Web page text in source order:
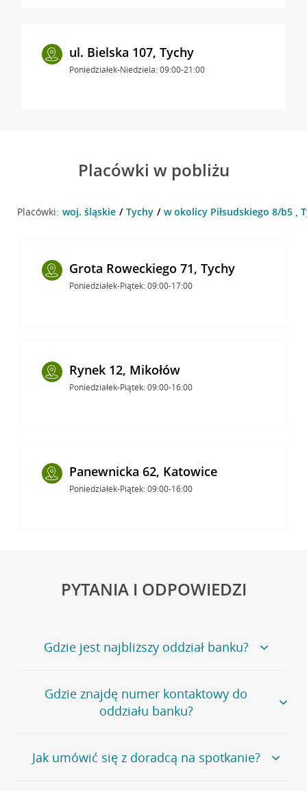
ul. Bielska 107, Tychy
Poniedziałek-Niedziela: 09:00-21:00
Placówki w pobliżu
Placówki: woj. śląskie Tychy w okolicy Piłsudskiego 8/b5 ,
Grota Roweckiego 71, Tychy
Poniedziałek-Piątek: 09:00-17:00
Rynek 12, Mikołów
Poniedziałek-Piątek: 09:00-16:00
Panewnicka 62, Katowice
Poniedziałek-Piątek: 09:00-16:00
PYTANIA I ODPOWIEDZI
Gdzie jest najbliższy oddział banku?
Jeśli szukasz oddziału naszego banku, zapraszamy na
stronęPlacówki i bankomaty, na której znajduje się
wygodna wyszukiwarka.
oddziałów
Gdzie znajdę numer kontaktowy do
oddziału banku?
Bank Credit Agricole nie udostępnia ogólnego numeru
telefonu do placówki bankowej.
Jak umówić się z doradcą na spotkanie?